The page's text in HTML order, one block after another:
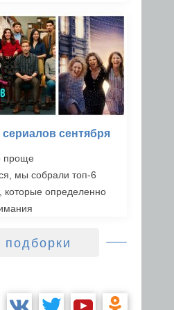
сентября
проще
мы собрали топ-6
которые определенно
подборки